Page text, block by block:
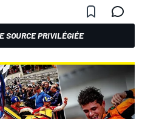
SOURCE PRIVILÉGIÉE